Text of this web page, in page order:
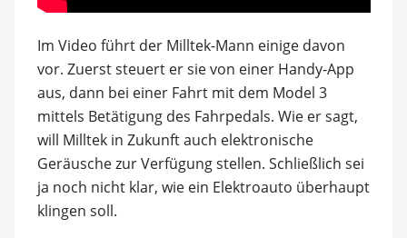
Im Video führt der Milltek-Mann einige davon
vor. Zuerst steuert er sie von einer Handy-App
aus, dann bei einer Fahrt mit dem Model 3
mittels Betätigung des Fahrpedals. Wie er sagt,
will Milltek in Zukunft auch elektronische
Geräusche zur Verfügung stellen. Schließlich sei
ja noch nicht klar, wie ein Elektroauto überhaupt
klingen soll.